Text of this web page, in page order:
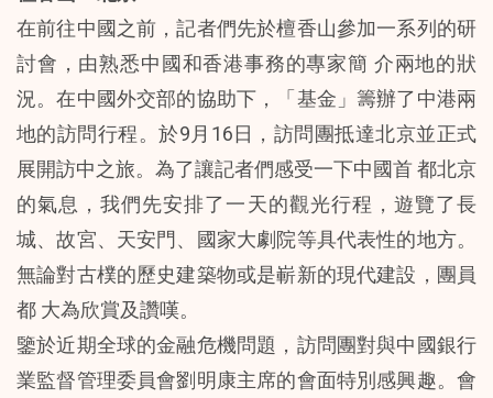
在前往中國之前，記者們先於檀香山參加一系列的研
討會，由熟悉中國和香港事務的專家簡 介兩地的狀
況。在中國外交部的協助下，「基金」籌辦了中港兩
地的訪問行程。於9月16日，訪問團抵達北京並正式
展開訪中之旅。為了讓記者們感受一下中國首 都北京
的氣息，我們先安排了一天的觀光行程，遊覽了長
城、故宮、天安門、國家大劇院等具代表性的地方。
無論對古樸的歷史建築物或是嶄新的現代建設，團員
都 大為欣賞及讚嘆。
鑒於近期全球的金融危機問題，訪問團對與中國銀行
業監督管理委員會劉明康主席的會面特別感興趣。會